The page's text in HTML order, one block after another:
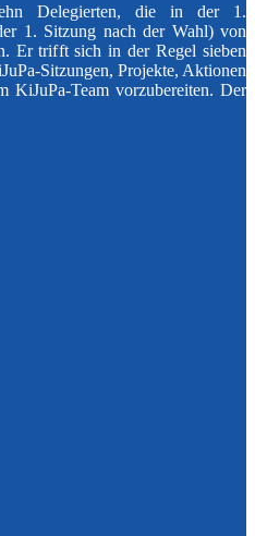
Delegierten, die in der 1.
1. Sitzung nach der Wahl) von
Er trifft sich in der Regel sieben
Sitzungen, Projekte, Aktionen
KiJuPa-Team vorzubereiten. Der